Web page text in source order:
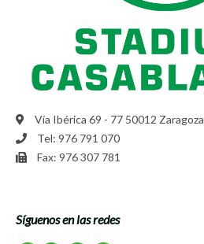
Vía Ibérica 69 - 77 50012 Zaragoza
Tel: 976 791 070
Fax: 976 307 781
Síguenos en las redes